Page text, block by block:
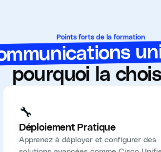
Points forts de la formation
pourquoi la
🔧
Déploiement Pratique
Apprenez à déployer et configurer des